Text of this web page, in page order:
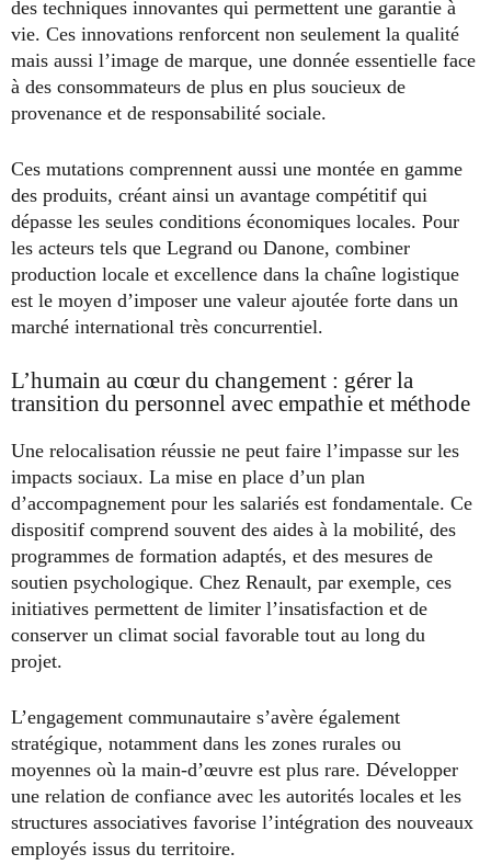
des techniques innovantes qui permettent une garantie à
vie. Ces innovations renforcent non seulement la qualité
mais aussi l’image de marque, une donnée essentielle face
à des consommateurs de plus en plus soucieux de
provenance et de responsabilité sociale.
Ces mutations comprennent aussi une montée en gamme
des produits, créant ainsi un avantage compétitif qui
dépasse les seules conditions économiques locales. Pour
les acteurs tels que Legrand ou Danone, combiner
production locale et excellence dans la chaîne logistique
est le moyen d’imposer une valeur ajoutée forte dans un
marché international très concurrentiel.
L’humain au cœur du changement : gérer la
transition du personnel avec empathie et méthode
Une relocalisation réussie ne peut faire l’impasse sur les
impacts sociaux. La mise en place d’un plan
d’accompagnement pour les salariés est fondamentale. Ce
dispositif comprend souvent des aides à la mobilité, des
programmes de formation adaptés, et des mesures de
soutien psychologique. Chez Renault, par exemple, ces
initiatives permettent de limiter l’insatisfaction et de
conserver un climat social favorable tout au long du
projet.
L’engagement communautaire s’avère également
stratégique, notamment dans les zones rurales ou
moyennes où la main-d’œuvre est plus rare. Développer
une relation de confiance avec les autorités locales et les
structures associatives favorise l’intégration des nouveaux
employés issus du territoire.